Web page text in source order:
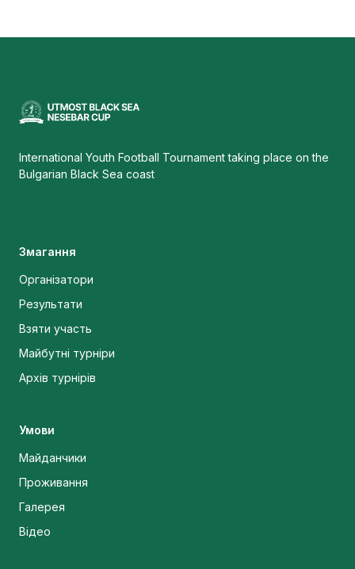
International Youth Football Tournament taking place on the
Bulgarian Black Sea coast
Змагання
Організатори
Результати
Взяти участь
Майбутні турніри
Архів турнірів
Умови
Майданчики
Проживання
Галерея
Відео